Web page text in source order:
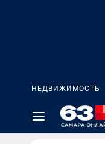
НЕДВИЖИМОСТЬ